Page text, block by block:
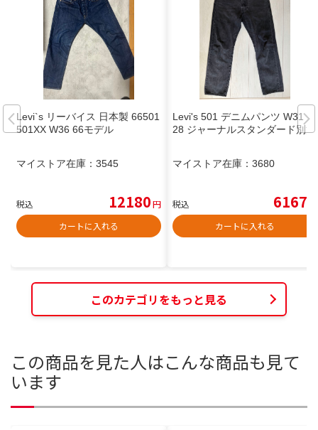
Levi`s リーバイス 日本製 66501
501XX W36 66モデル
マイストア在庫： 3545
税込 12180円
カートに入れる
Levi's 501 デニムパンツ W31 L
28 ジャーナルスタンダード別注
マイストア在庫： 3680
税込 6167
カートに入れる
このカテゴリをもっと見る
この商品を見た人はこんな商品も見て
います